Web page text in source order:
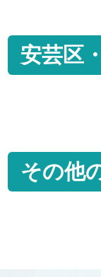
安芸区
その他